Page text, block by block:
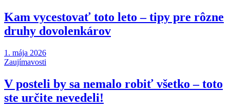
Kam vycestovať toto leto – tipy pre rôzne
druhy dovolenkárov
1. mája 2026
Zaujímavosti
V posteli by sa nemalo robiť všetko – toto
ste určite nevedeli!